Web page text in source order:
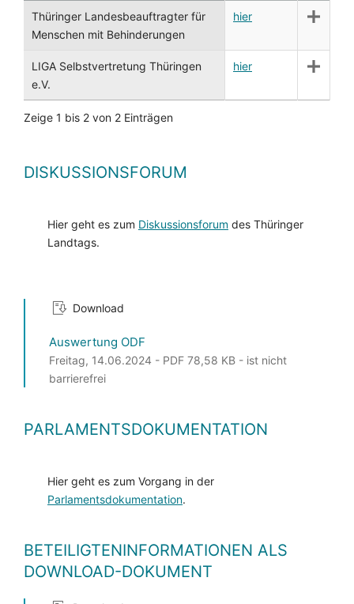
Thüringer Landesbeauftragter für
Menschen mit Behinderungen
hier
LIGA Selbstvertretung Thüringen
e.V.
hier
Zeige 1 bis 2 von 2 Einträgen
DISKUSSIONSFORUM
Hier geht es zum Diskussionsforum des Thüringer
Landtags.
Download
Auswertung ODF
Freitag, 14.06.2024 - PDF 78,58 KB - ist nicht
barrierefrei
PARLAMENTSDOKUMENTATION
Hier geht es zum Vorgang in der
Parlamentsdokumentation.
BETEILIGTENINFORMATIONEN ALS
DOWNLOAD-DOKUMENT